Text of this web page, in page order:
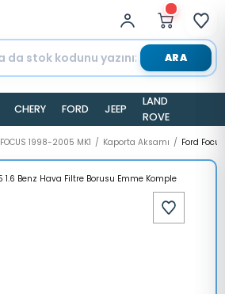
ARA
CHERY FORD JEEP
LAND
ROVER
FOCUS 1998-2005 MK1 Kaporta Aksamı Ford